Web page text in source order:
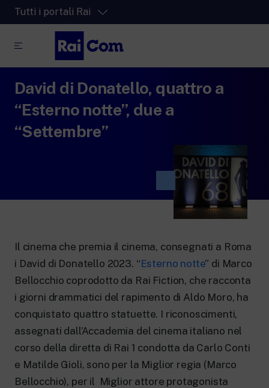
Tutti i portali Rai
La piattaforma di streaming video per tutti.
RaiPlay
La piattaforma digitale dei canali Radio
RaiPlay Sound
Lo spazio sicuro ricco di cartoni animati
e aggiornamenti.
RaiNews
Le redazioni regionali di RaiNews.
Rai TgR
David di Donatello, quattro a
“Esterno notte”, due a
“Settembre”
Il cinema che premia il cinema, consegnati a Roma
i David di Donatello 2023. “Esterno notte” di Marco
Bellocchio coprodotto da Rai Fiction, che racconta
i giorni drammatici del rapimento di Aldo Moro, ha
conquistato quattro statuette. I riconoscimenti,
assegnati dall’Accademia del cinema italiano nel
corso della diretta di Rai 1 condotta da Carlo Conti
e Matilde Gioli, sono per la Miglior regia (Marco
Bellocchio), per il Miglior attore protagonista